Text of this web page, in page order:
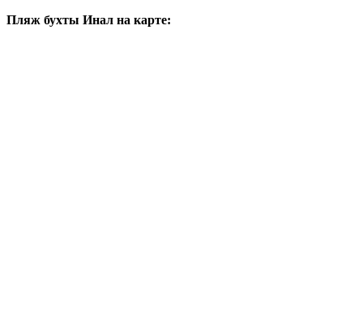
Пляж бухты Инал на карте: